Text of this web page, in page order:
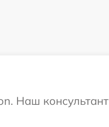
Наш консультант